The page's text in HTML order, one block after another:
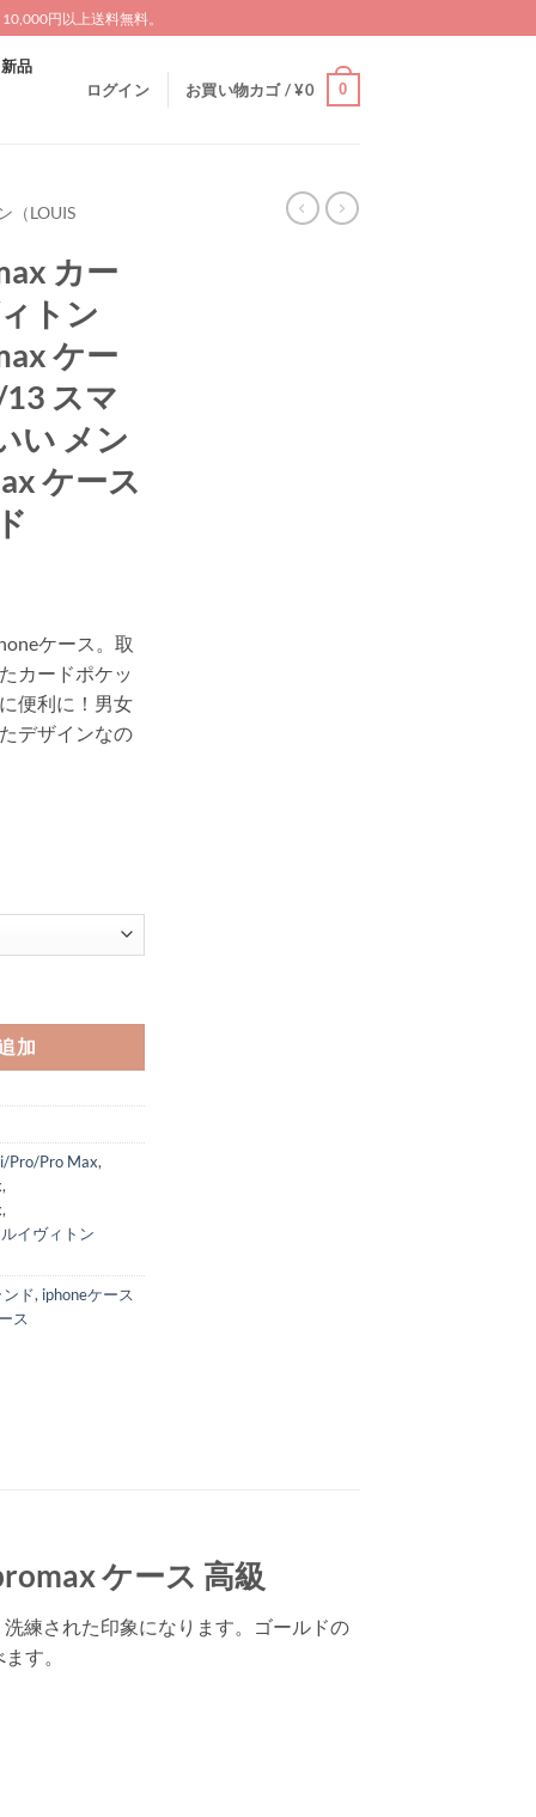
円以上送料無料。
新品
ログイン
お買い物カゴ /¥0 0
（LOUIS
カー
トン
ケー
スマ
い メン
ケース
ケース。取
カードポケッ
便利に！男女
デザインなの
加
Pro/Pro Max,
,
,
ルイヴィトン
ド, iphoneケース
ス
ケース 高級
練された印象になります。ゴールドの
す。